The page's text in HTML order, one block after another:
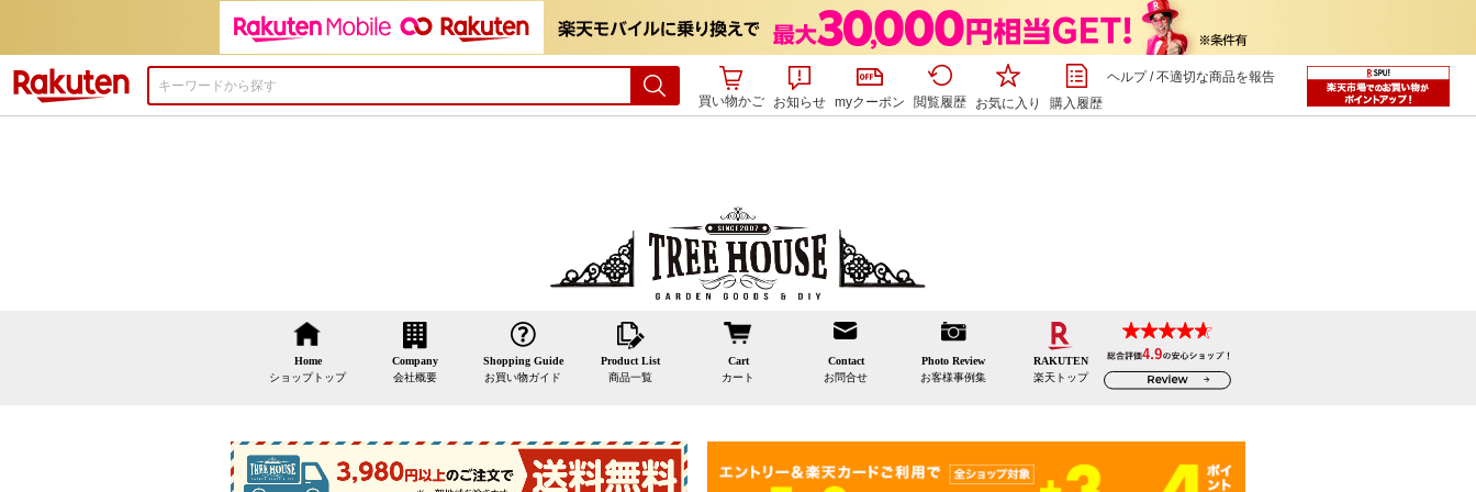
買い物かご
お知らせ myクーポン 閲覧履歴 お気に入り 購入履歴
ヘルプ/不適切な商品を報告
Home
ショップトップ
Company
会社概要
Shopping Guide
お買い物ガイド
Product List
商品一覧
Cart
カート
Contact
お問合せ
Photo Review
お客様事例集
RAKUTEN
楽天トップ